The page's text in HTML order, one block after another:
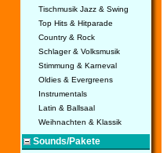
Tischmusik Jazz & Swing
Top Hits & Hitparade
Country & Rock
Schlager & Volksmusik
Stimmung & Karneval
Oldies & Evergreens
Instrumentals
Latin & Ballsaal
Weihnachten & Klassik
Sounds/Pakete